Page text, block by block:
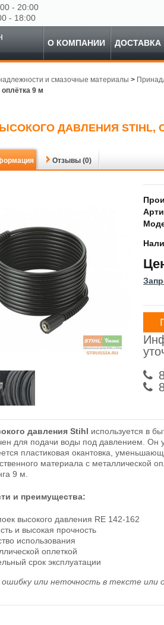
- 20:00
- 18:00
О КОМПАНИИ ДОСТАВКА
и смазочные материалы >
9 м
ДАВЛЕНИЯ STIHL,
Отзывы (0)
давления Stihl используется в
для подачи воды под давлением. Он
пластиковая окантовка,
материала с металлической
9 м.
и преимущества:
высокого давления RE 142-162
и высокая прочность
использования
оплеткой
срок эксплуатации
или неточность в тексте или